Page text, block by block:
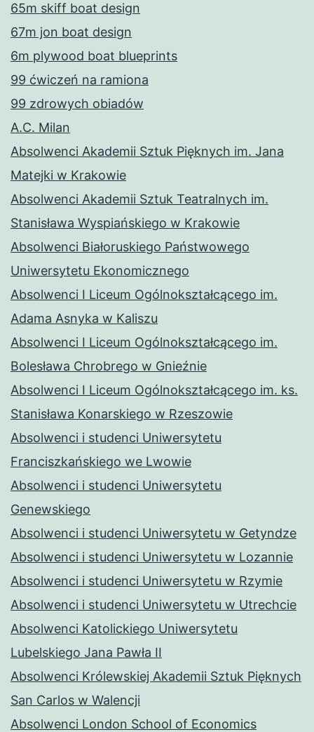
65m skiff boat design
67m jon boat design
6m plywood boat blueprints
99 ćwiczeń na ramiona
99 zdrowych obiadów
A.C. Milan
Absolwenci Akademii Sztuk Pięknych im. Jana
Matejki w Krakowie
Absolwenci Akademii Sztuk Teatralnych im.
Stanisława Wyspiańskiego w Krakowie
Absolwenci Białoruskiego Państwowego
Uniwersytetu Ekonomicznego
Absolwenci I Liceum Ogólnokształcącego im.
Adama Asnyka w Kaliszu
Absolwenci I Liceum Ogólnokształcącego im.
Bolesława Chrobrego w Gnieźnie
Absolwenci I Liceum Ogólnokształcącego im. ks.
Stanisława Konarskiego w Rzeszowie
Absolwenci i studenci Uniwersytetu
Franciszkańskiego we Lwowie
Absolwenci i studenci Uniwersytetu
Genewskiego
Absolwenci i studenci Uniwersytetu w Getyndze
Absolwenci i studenci Uniwersytetu w Lozannie
Absolwenci i studenci Uniwersytetu w Rzymie
Absolwenci i studenci Uniwersytetu w Utrechcie
Absolwenci Katolickiego Uniwersytetu
Lubelskiego Jana Pawła II
Absolwenci Królewskiej Akademii Sztuk Pięknych
San Carlos w Walencji
Absolwenci London School of Economics